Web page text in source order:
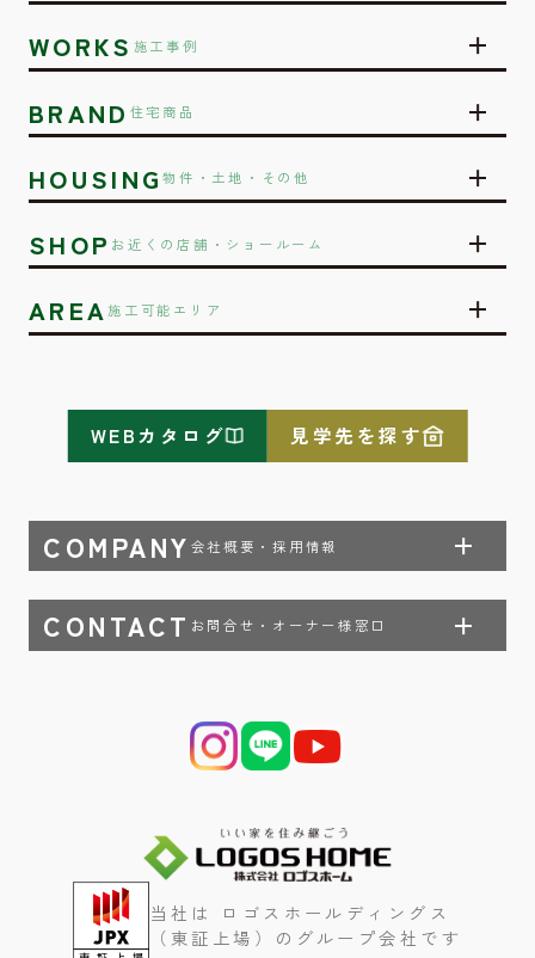
WORKS 施工事例
BRAND 住宅商品
HOUSING物件・土地・その他
SHOP お近くの店舗・ショールーム
AREA施工可能エリア
COMPANY 会社概要・採用情報
CONTACT お問合せ・オーナー様窓口
WEBカタログ 見学先を探す
当社は ロゴスホールディングス
（東証上場）のグループ会社です